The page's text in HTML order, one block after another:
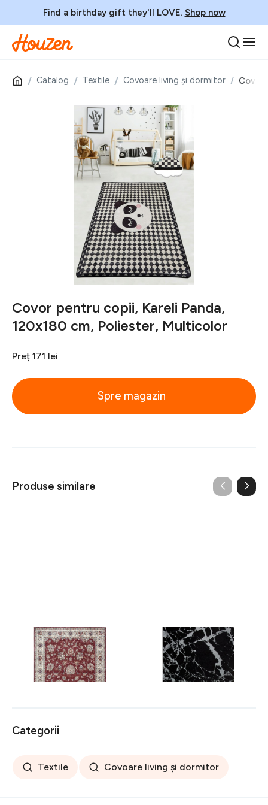
Find a birthday gift they'll LOVE. Shop now
Catalog Textile Covoare living și dormitor
Covor pentru copii, Kareli Panda,
120x180 cm, Poliester, Multicolor
Preț 171 lei
Spre magazin
Produse similare
Covor rezistent Eko, ALT
05 - Red, Ivory, 100%
poliester, 80 x 150 cm
256 lei
Covor rezistent SM 21 -
Black, Silver XW, 80x300
441 lei
Categorii
Textile Covoare living și dormitor